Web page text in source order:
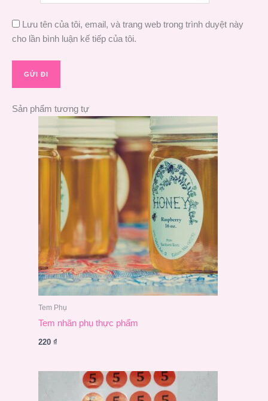
Lưu tên của tôi, email, và trang web trong trình duyệt này
cho lần bình luận kế tiếp của tôi.
Sản phẩm tương tự
Tem Phụ
Tem nhãn phụ thực phẩm
220 ₫